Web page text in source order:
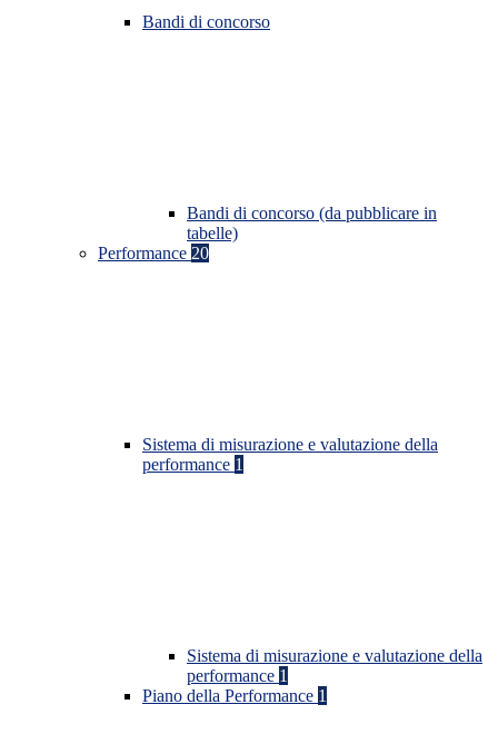
Bandi di concorso
Bandi di concorso (da pubblicare in
tabelle)
Performance 20
Sistema di misurazione e valutazione della
performance 1
Sistema di misurazione e valutazione della
performance 1
Piano della Performance 1